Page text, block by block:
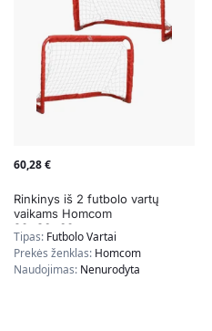
60,28€
Rinkinys iš 2 futbolo vartų
vaikams Homcom
90x36x60cm.,
raudonos/juodos spalvos
Tipas: Futbolo Vartai
Prekės ženklas: Homcom
Naudojimas: Nenurodyta